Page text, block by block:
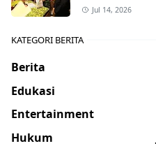
Jul 14, 2026
KATEGORI BERITA
Berita
Edukasi
Entertainment
Hukum